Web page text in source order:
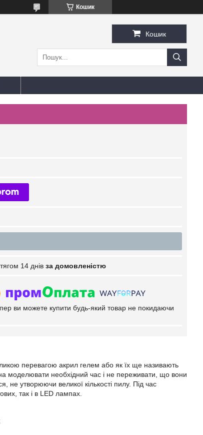
Кошик
Кошик
14 днів за домовленістю
ви можете купити будь-який товар не покидаючи
перевагою акрил гелем або як їх ще називають
моделювати необхідний час і не переживати, що вони
утворюючи великої кількості пилу. Під час
так і в LED лампах.